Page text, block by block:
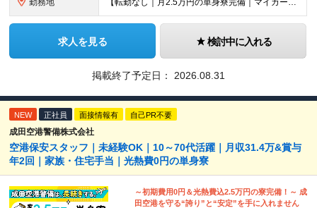
勤務地 【転勤なし｜月2.5万円の単身寮完備｜マイカー・バイク通勤OK】 成田空港または空港関連施設での勤務となります。 お住まいや希望を考慮し、千葉市美浜区・四街道市への配属となる場合もあります。 【本社
求人を見る 検討中に入れる
掲載終了予定日： 2026.08.31
NEW 正社員 面接情報有 自己PR不要
成田空港警備株式会社
空港保安スタッフ｜未経験OK｜10～70代活躍｜月収31.4万&賞与
年2回｜家族・住宅手当｜光熱費0円の単身寮
～初期費用0円＆光熱費込2.5万円の寮完備！～ 成
田空港を守る“誇り”と“安定”を手に入れません